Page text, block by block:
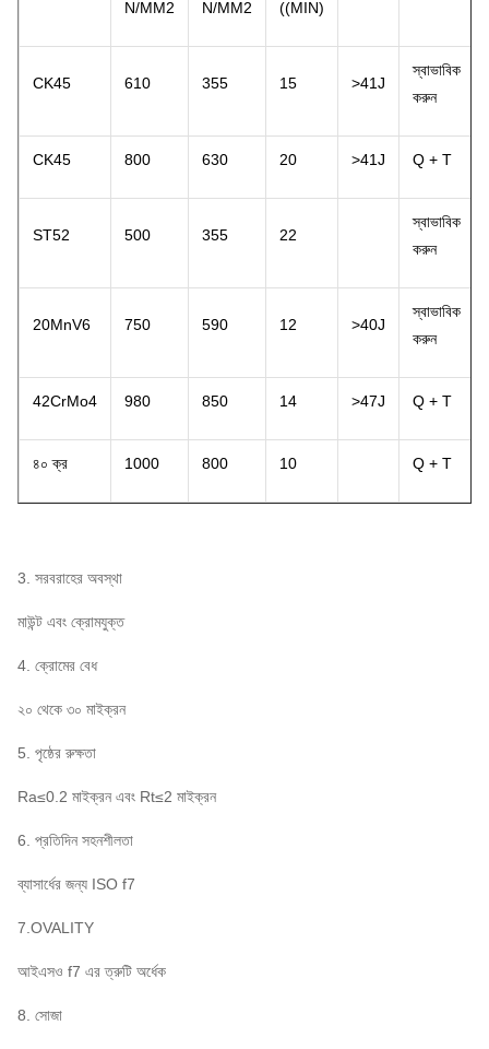
N/MM2
N/MM2 ((MIN)
CK45 610 355 15 >41J
স্বাভাবিক
করুন
CK45 800 630 20 >41J Q + T
ST52 500 355 22
স্বাভাবিক
করুন
20MnV6 750 590 12 >40J
স্বাভাবিক
করুন
42CrMo4 980 850 14 >47J Q + T
৪০ ক্র 1000 800 10 Q + T
3. সরবরাহের অবস্থা
মাউন্ট এবং ক্রোমযুক্ত
4. ক্রোমের বেধ
২০ থেকে ৩০ মাইক্রন
5. পৃষ্ঠের রুক্ষতা
Ra≤0.2 মাইক্রন এবং Rt≤2 মাইক্রন
6. প্রতিদিন সহনশীলতা
ব্যাসার্ধের জন্য ISO f7
7.OVALITY
আইএসও f7 এর ত্রুটি অর্ধেক
8. সোজা